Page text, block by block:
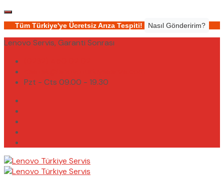
Tüm Türkiye'ye Ücretsiz Arıza Tespiti! Nasıl Gönderirim?
Lenovo Servis, Garanti Sonrası
Pzt - Cts 09.00 - 19.30